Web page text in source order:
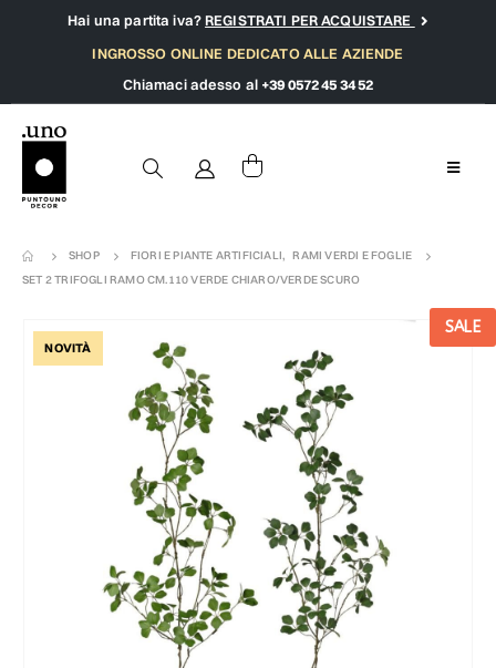
Hai una partita iva?REGISTRATI PER ACQUISTARE
INGROSSO ONLINE DEDICATO ALLE AZIENDE
Chiamaci adesso al +39 0572 45 34 52
SHOP FIORI E PIANTE ARTIFICIALI, RAMI VERDI E FOGLIE
SET 2 TRIFOGLI RAMO CM.110 VERDE CHIARO/VERDE SCURO
NOVITÀ
SALE